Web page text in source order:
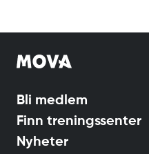
Bli medlem
Finn treningssenter
Nyheter